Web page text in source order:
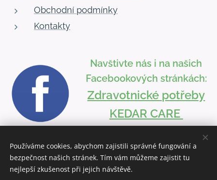
Obchodní podmínky
Kontakty
Navštivte nás i na našich
Facebookových stránkách:
Zdravotnické potřeby
KEDAR CARE
Vytvořeno službouWebnode Cookies
Používáme cookies, abychom zajistili správné fungování a
bezpečnost našich stránek. Tím vám můžeme zajistit tu
nejlepší zkušenost při jejich návštěvě.